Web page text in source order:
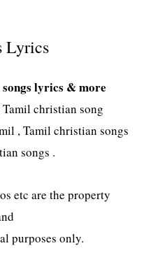
Lyrics
lyrics & more
christian song
, Tamil christian songs
songs .
etc are the property
purposes only.